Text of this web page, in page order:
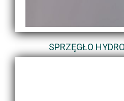
SPRZĘGŁO